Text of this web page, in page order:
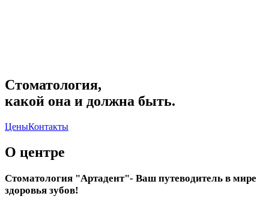
Стоматология,
какой она и должна быть.
ЦеныКонтакты
О центре
Стоматология "Артадент"- Ваш путеводитель в мире
здоровья зубов!